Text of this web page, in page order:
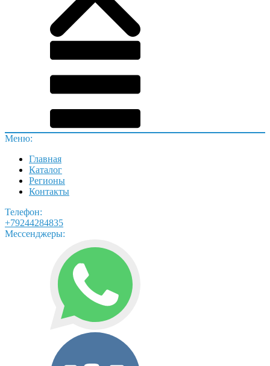
Меню:
Главная
Каталог
Регионы
Контакты
Телефон:
+79244284835
Мессенджеры: